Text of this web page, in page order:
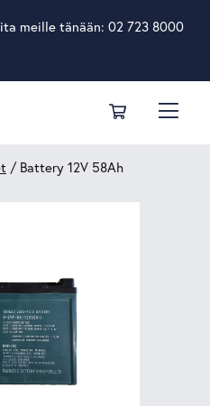
meille tänään: 02 723 8000
/ Battery 12V 58Ah